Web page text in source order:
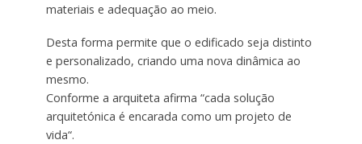
materiais e adequação ao meio.
Desta forma permite que o edificado seja distinto
e personalizado, criando uma nova dinâmica ao
mesmo.
Conforme a arquiteta afirma “cada solução
arquitetónica é encarada como um projeto de
vida“.